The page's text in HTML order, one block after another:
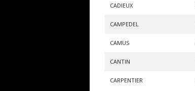
CADIEUX
CAMPEDEL
CAMUS
CANTIN
CARPENTIER